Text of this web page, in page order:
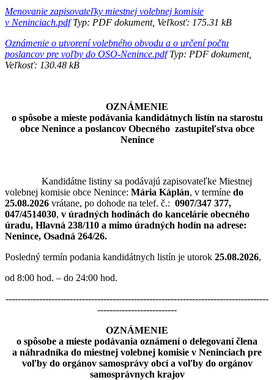
Menovanie zapisovateľky miestnej volebnej komisie
v Neninciach.pdfTyp: PDF dokument, Veľkosť: 175.31 kB
Oznámenie o utvorení volebného obvodu a o určení počtu
poslancov pre voľby do OSO-Nenince.pdfTyp: PDF dokument,
Veľkosť: 130.48 kB
OZNÁMENIE
o spôsobe a mieste podávania kandidátnych listín na starostu
obce Nenince a poslancov Obecného zastupiteľstva obce
Nenince
Kandidátne listiny sa podávajú zapisovateľke Miestnej
volebnej komisie obce Nenince: Mária Káplán, v termíne do
25.08.2026 vrátane, po dohode na telef. č.: 0907/347 377,
047/4514030, v úradných hodinách do kancelárie obecného
úradu, Hlavná 238/110 a mimo úradných hodín na adrese:
Nenince, Osadná 264/26.
Posledný termín podania kandidátnych listín je utorok 25.08.2026,
od 8:00 hod. – do 24:00 hod.
--------------------------------------------------------------------------------------
--------------------------
OZNÁMENIE
o spôsobe a mieste podávania oznámení o delegovaní člena
a náhradníka do miestnej volebnej komisie v Neninciach pre
voľby do orgánov samosprávy obcí a voľby do orgánov
samosprávnych krajov